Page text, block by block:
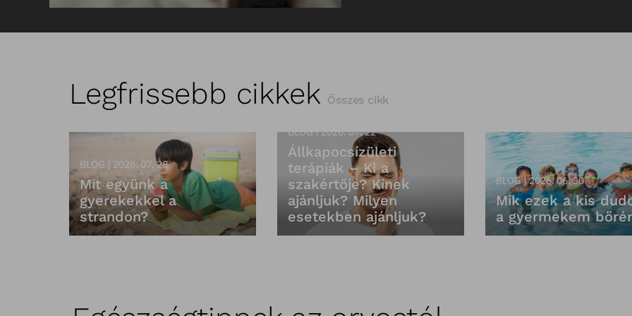
Legfrissebb cikkek Összes cikk
BLOG 2026. 07. 28
Mit együnk a
gyerekekkel a
strandon?
BLOG 2026. 07. 22
Állkapocsízületi
terápiák – Ki a
szakértője? Kinek
ajánljuk? Milyen
esetekben ajánljuk?
BLOG 2026. 06. 30
Mik ezek a kis
a gyermekem